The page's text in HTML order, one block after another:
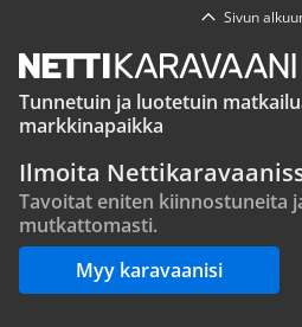
Sivun
Tunnetuin ja luotetuin
markkinapaikka
Ilmoita
Tavoitat eniten kiinnostuneita
mutkattomasti.
Myy karavaanisi